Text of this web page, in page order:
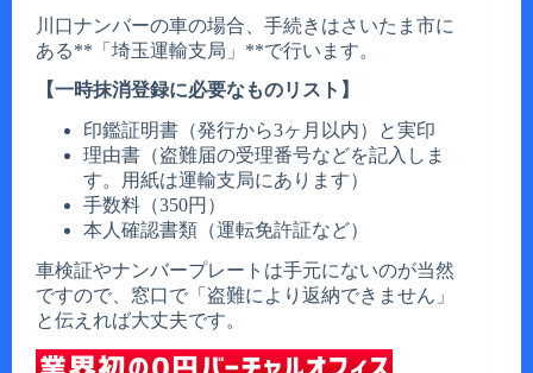
川口ナンバーの車の場合、手続きはさいたま市に
ある**「埼玉運輸支局」**で行います。
【一時抹消登録に必要なものリスト】
印鑑証明書（発行から3ヶ月以内）と実印
理由書（盗難届の受理番号などを記入しま
す。用紙は運輸支局にあります）
手数料（350円）
本人確認書類（運転免許証など）
車検証やナンバープレートは手元にないのが当然
ですので、窓口で「盗難により返納できません」
と伝えれば大丈夫です。